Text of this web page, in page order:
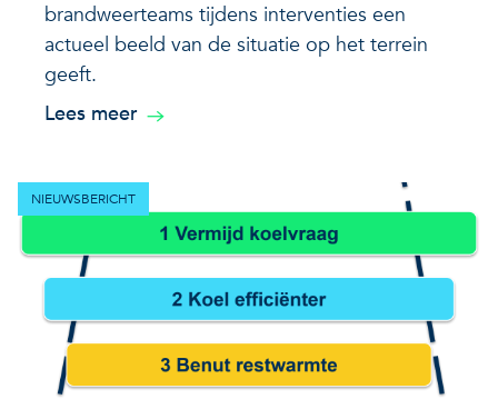
brandweerteams tijdens interventies een
actueel beeld van de situatie op het terrein
geeft.
Lees meer
NIEUWSBERICHT